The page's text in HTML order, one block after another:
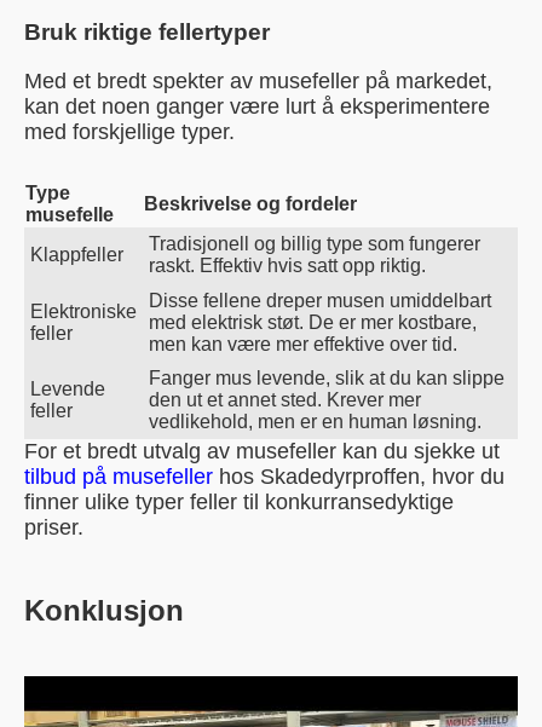
Bruk riktige fellertyper
Med et bredt spekter av musefeller på markedet,
kan det noen ganger være lurt å eksperimentere
med forskjellige typer.
Type
musefelle
Beskrivelse og fordeler
Klappfeller
Tradisjonell og billig type som fungerer
raskt. Effektiv hvis satt opp riktig.
Elektroniske
feller
Disse fellene dreper musen umiddelbart
med elektrisk støt. De er mer kostbare,
men kan være mer effektive over tid.
Levende
feller
Fanger mus levende, slik at du kan slippe
den ut et annet sted. Krever mer
vedlikehold, men er en human løsning.
For et bredt utvalg av musefeller kan du sjekke ut
tilbud på musefeller hos Skadedyrproffen, hvor du
finner ulike typer feller til konkurransedyktige
priser.
Konklusjon